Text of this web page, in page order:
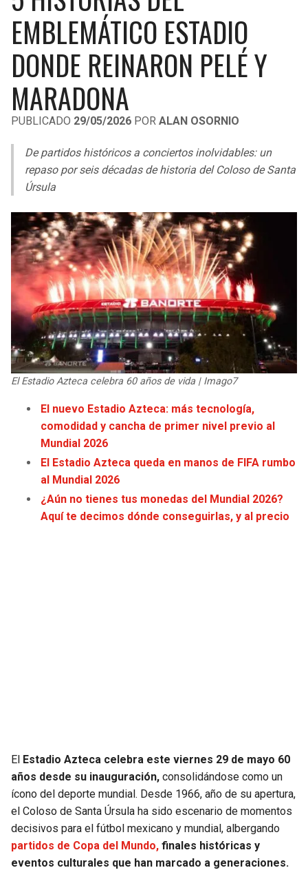
LIGA DE EXPANSIÓN MX
LEAGUES CUP
UEFA EUROPA LEAGUE
UEFA CONFERENCE LEAGUE
COPA LIBERTADORES
OTRAS LIGAS
RAIDERS
CHARGERS
RAVENS
BROWNS
STEELERS
TEXANS
COLTS
JAGUARS
TITANS
GIANTS
EAGLES
COMMANDERS
FALCONS
PANTHERS
CAVALIERS
PISTONS
PACERS
HAWKS
HORNETS
HEAT
MAGIC
WIZARDS
WARRIORS
LAKERS
SUNS
KINGS
TRAIL BLAZERS
JAZZ
EMBLEMÁTICO ESTADIO
DONDE REINARON PELÉ Y
MARADONA
PUBLICADO 29/05/2026 POR ALAN OSORNIO
De partidos históricos a conciertos inolvidables: un
repaso por seis décadas de historia del Coloso de Santa
Úrsula
El Estadio Azteca celebra 60 años de vida | Imago7
El nuevo Estadio Azteca: más tecnología,
comodidad y cancha de primer nivel previo al
Mundial 2026
El Estadio Azteca queda en manos de FIFA rumbo
al Mundial 2026
¿Aún no tienes tus monedas del Mundial 2026?
Aquí te decimos dónde conseguirlas, y al precio
El Estadio Azteca celebra este viernes 29 de mayo 60
años desde su inauguración, consolidándose como un
ícono del deporte mundial. Desde 1966, año de su apertura,
el Coloso de Santa Úrsula ha sido escenario de momentos
decisivos para el fútbol mexicano y mundial, albergando
partidos de Copa del Mundo, finales históricas y
eventos culturales que han marcado a generaciones.